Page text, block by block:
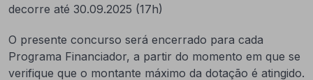
decorre até 30.09.2025 (17h)
O presente concurso será encerrado para cada
Programa Financiador, a partir do momento em que se
verifique que o montante máximo da dotação é atingido.